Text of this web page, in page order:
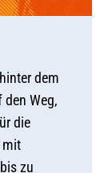
dem
Weg,
die
mit
zu